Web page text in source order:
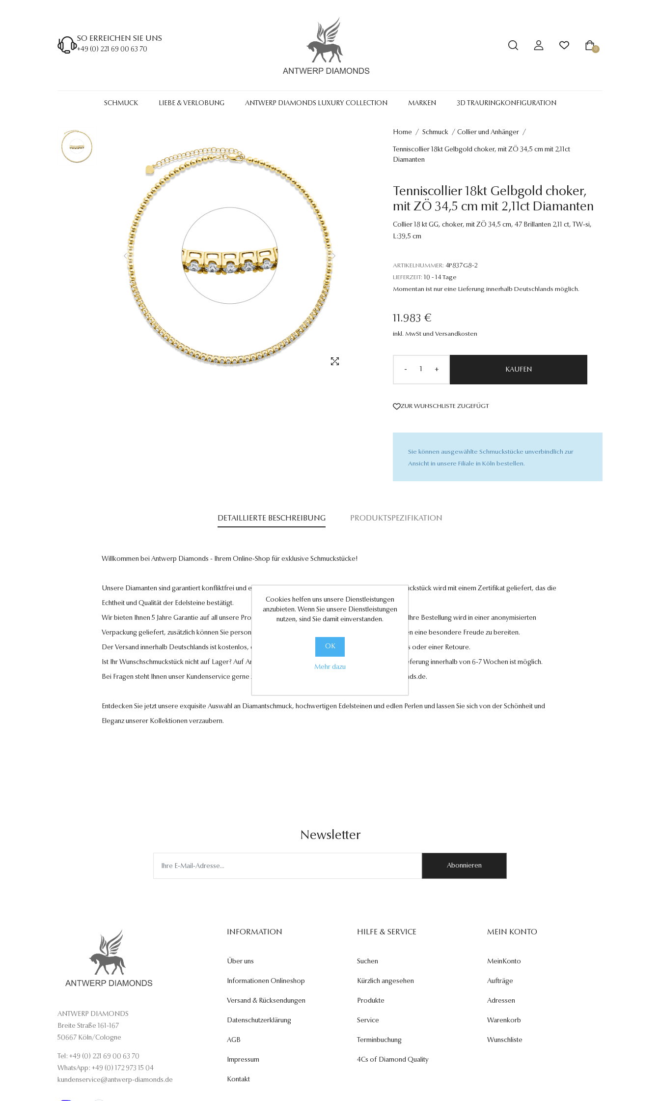
SO ERREICHEN SIE UNS
+49 (0) 221 69 00 63 70 0
SCHMUCK LIEBE & VERLOBUNG ANTWERP DIAMONDS LUXURY COLLECTION MARKEN 3D TRAURINGKONFIGURATION
Home / Schmuck / Collier und Anhänger /
Tenniscollier 18kt Gelbgold choker, mit ZÖ 34,5 cm mit 2,11ct
Diamanten
Tenniscollier 18kt Gelbgold choker,
mit ZÖ 34,5 cm mit 2,11ct Diamanten
Collier 18 kt GG, choker, mit ZÖ 34,5 cm, 47 Brillanten 2,11 ct, TW-si,
L:39,5 cm
ARTIKELNUMMER: 4P837G8-2
LIEFERZEIT: 10 - 14 Tage
Momentan ist nur eine Lieferung innerhalb Deutschlands möglich.
11.983 €
inkl. MwSt und Versandkosten
- + KAUFEN
ZUR WUNSCHLISTE ZUGEFÜGT
Sie können ausgewählte Schmuckstücke unverbindlich zur
Ansicht in unsere Filiale in Köln bestellen.
DETAILLIERTE BESCHREIBUNG PRODUKTSPEZIFIKATION
Willkommen bei Antwerp Diamonds - Ihrem Online-Shop für exklusive Schmuckstücke!
Unsere Diamanten sind garantiert konfliktfrei und entsprechen höchsten Qualitätsstandards. Jedes Schmuckstück wird mit einem Zertifikat geliefert, das die
Echtheit und Qualität der Edelsteine bestätigt.
Wir bieten Ihnen 5 Jahre Garantie auf all unsere Produkte und legen großen Wert auf Ihre Zufriedenheit. Ihre Bestellung wird in einer anonymisierten
Verpackung geliefert, zusätzlich können Sie personalisierte Geschenkkarten hinzufügen, um Ihren Liebsten eine besondere Freude zu bereiten.
Der Versand innerhalb Deutschlands ist kostenlos, ebenso wie der Rückversand im Falle eines Umtauschs oder einer Retoure.
Ist Ihr Wunschschmuckstück nicht auf Lager? Auf Anfrage können wir es für Sie anfertigen lassen. Eine Lieferung innerhalb von 6-7 Wochen ist möglich.
Bei Fragen steht Ihnen unser Kundenservice gerne zur Verfügung unter kundenservice@antwerp-diamonds.de.
Entdecken Sie jetzt unsere exquisite Auswahl an Diamantschmuck, hochwertigen Edelsteinen und edlen Perlen und lassen Sie sich von der Schönheit und
Eleganz unserer Kollektionen verzaubern.
Newsletter
Abonnieren
ANTWERP DIAMONDS
Breite Straße 161-167
50667 Köln/Cologne
Tel: +49 (0) 221 69 00 63 70
WhatsApp: +49 (0) 172 973 15 04
kundenservice@antwerp-diamonds.de
INFORMATION
Über uns
Informationen Onlineshop
Versand & Rücksendungen
Datenschutzerklärung
AGB
Impressum
Kontakt
HILFE & SERVICE
Suchen
Kürzlich angesehen
Produkte
Service
Terminbuchung
4Cs of Diamond Quality
MEIN KONTO
MeinKonto
Aufträge
Adressen
Warenkorb
Wunschliste
Cookies helfen uns unsere Dienstleistungen
anzubieten. Wenn Sie unsere Dienstleistungen
nutzen, sind Sie damit einverstanden.
OK
Mehr dazu